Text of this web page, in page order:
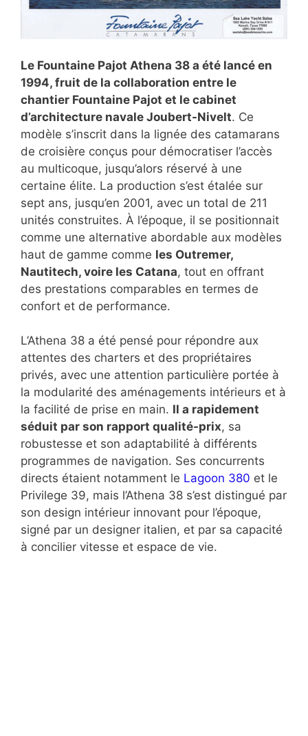
Le Fountaine Pajot Athena 38 a été lancé en
1994, fruit de la collaboration entre le
chantier Fountaine Pajot et le cabinet
d’architecture navale Joubert-Nivelt. Ce
modèle s’inscrit dans la lignée des catamarans
de croisière conçus pour démocratiser l’accès
au multicoque, jusqu’alors réservé à une
certaine élite. La production s’est étalée sur
sept ans, jusqu’en 2001, avec un total de 211
unités construites. À l’époque, il se positionnait
comme une alternative abordable aux modèles
haut de gamme comme les Outremer,
Nautitech, voire les Catana, tout en offrant
des prestations comparables en termes de
confort et de performance.
L’Athena 38 a été pensé pour répondre aux
attentes des charters et des propriétaires
privés, avec une attention particulière portée à
la modularité des aménagements intérieurs et à
la facilité de prise en main. Il a rapidement
séduit par son rapport qualité-prix, sa
robustesse et son adaptabilité à différents
programmes de navigation. Ses concurrents
directs étaient notamment le Lagoon 380 et le
Privilege 39, mais l’Athena 38 s’est distingué par
son design intérieur innovant pour l’époque,
signé par un designer italien, et par sa capacité
à concilier vitesse et espace de vie.